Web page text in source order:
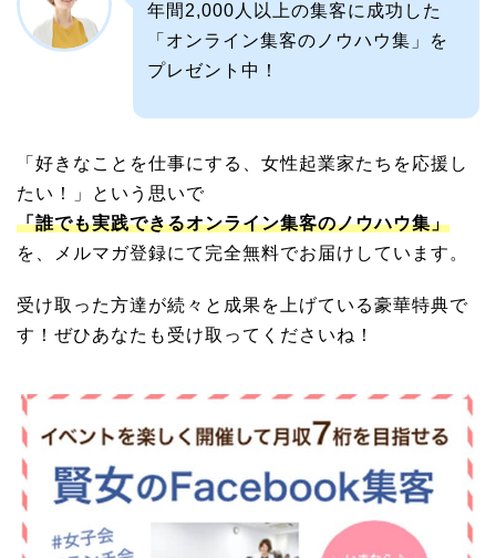
年間2,000人以上の集客に成功した
「オンライン集客のノウハウ集」を
プレゼント中！
「好きなことを仕事にする、女性起業家たちを応援し
たい！」という思いで
「誰でも実践できるオンライン集客のノウハウ集」
を、メルマガ登録にて完全無料でお届けしています。
受け取った方達が続々と成果を上げている豪華特典で
す！ぜひあなたも受け取ってくださいね！